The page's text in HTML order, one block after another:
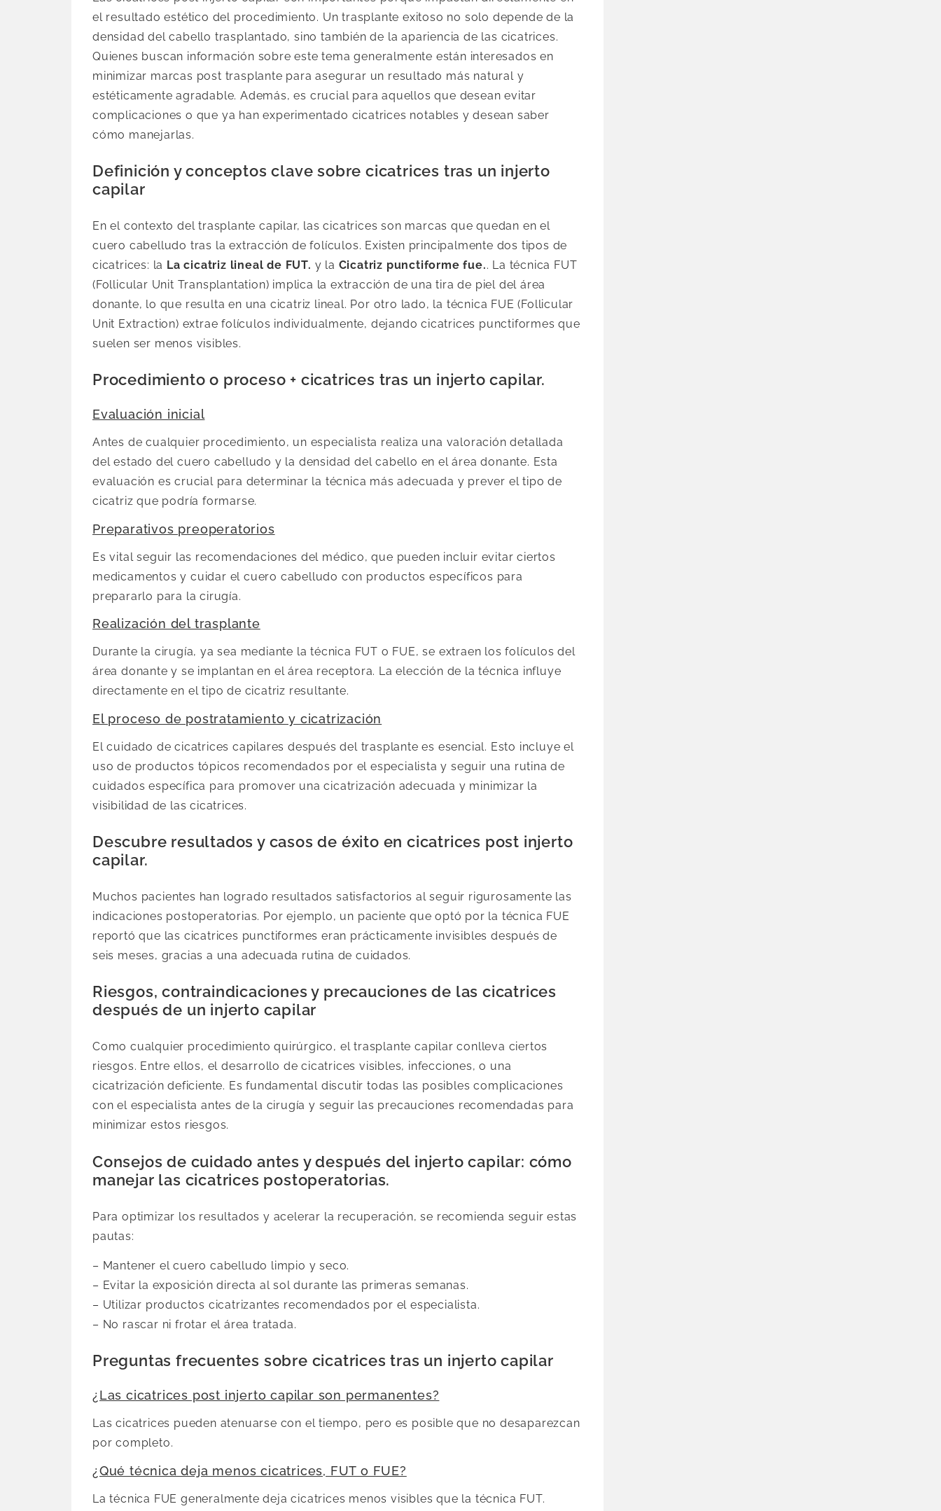
el resultado estético del procedimiento. Un trasplante exitoso no solo depende de la
densidad del cabello trasplantado, sino también de la apariencia de las cicatrices.
Quienes buscan información sobre este tema generalmente están interesados en
minimizar marcas post trasplante para asegurar un resultado más natural y
estéticamente agradable. Además, es crucial para aquellos que desean evitar
complicaciones o que ya han experimentado cicatrices notables y desean saber
cómo manejarlas.
Definición y conceptos clave sobre cicatrices tras un injerto
capilar
En el contexto del trasplante capilar, las cicatrices son marcas que quedan en el
cuero cabelludo tras la extracción de folículos. Existen principalmente dos tipos de
cicatrices: la La cicatriz lineal de FUT. y la Cicatriz punctiforme fue.. La técnica FUT
(Follicular Unit Transplantation) implica la extracción de una tira de piel del área
donante, lo que resulta en una cicatriz lineal. Por otro lado, la técnica FUE (Follicular
Unit Extraction) extrae folículos individualmente, dejando cicatrices punctiformes que
suelen ser menos visibles.
Procedimiento o proceso + cicatrices tras un injerto capilar.
Evaluación inicial
Antes de cualquier procedimiento, un especialista realiza una valoración detallada
del estado del cuero cabelludo y la densidad del cabello en el área donante. Esta
evaluación es crucial para determinar la técnica más adecuada y prever el tipo de
cicatriz que podría formarse.
Preparativos preoperatorios
Es vital seguir las recomendaciones del médico, que pueden incluir evitar ciertos
medicamentos y cuidar el cuero cabelludo con productos específicos para
prepararlo para la cirugía.
Realización del trasplante
Durante la cirugía, ya sea mediante la técnica FUT o FUE, se extraen los folículos del
área donante y se implantan en el área receptora. La elección de la técnica influye
directamente en el tipo de cicatriz resultante.
El proceso de postratamiento y cicatrización
El cuidado de cicatrices capilares después del trasplante es esencial. Esto incluye el
uso de productos tópicos recomendados por el especialista y seguir una rutina de
cuidados específica para promover una cicatrización adecuada y minimizar la
visibilidad de las cicatrices.
Descubre resultados y casos de éxito en cicatrices post injerto
capilar.
Muchos pacientes han logrado resultados satisfactorios al seguir rigurosamente las
indicaciones postoperatorias. Por ejemplo, un paciente que optó por la técnica FUE
reportó que las cicatrices punctiformes eran prácticamente invisibles después de
seis meses, gracias a una adecuada rutina de cuidados.
Riesgos, contraindicaciones y precauciones de las cicatrices
después de un injerto capilar
Como cualquier procedimiento quirúrgico, el trasplante capilar conlleva ciertos
riesgos. Entre ellos, el desarrollo de cicatrices visibles, infecciones, o una
cicatrización deficiente. Es fundamental discutir todas las posibles complicaciones
con el especialista antes de la cirugía y seguir las precauciones recomendadas para
minimizar estos riesgos.
Consejos de cuidado antes y después del injerto capilar: cómo
manejar las cicatrices postoperatorias.
Para optimizar los resultados y acelerar la recuperación, se recomienda seguir estas
pautas:
– Mantener el cuero cabelludo limpio y seco.
– Evitar la exposición directa al sol durante las primeras semanas.
– Utilizar productos cicatrizantes recomendados por el especialista.
– No rascar ni frotar el área tratada.
Preguntas frecuentes sobre cicatrices tras un injerto capilar
¿Las cicatrices post injerto capilar son permanentes?
Las cicatrices pueden atenuarse con el tiempo, pero es posible que no desaparezcan
por completo.
¿Qué técnica deja menos cicatrices, FUT o FUE?
La técnica FUE generalmente deja cicatrices menos visibles que la técnica FUT.